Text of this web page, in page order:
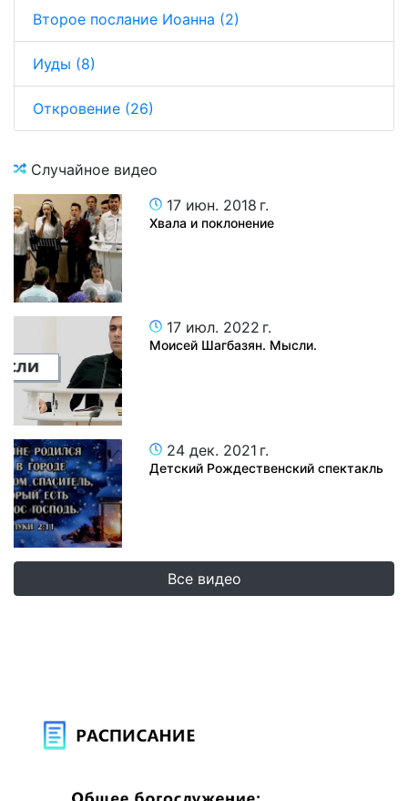
Второе послание Иоанна (2)
Иуды (8)
Откровение (26)
Случайное видео
17 июн. 2018 г.
Хвала и поклонение
17 июл. 2022 г.
Моисей Шагбазян. Мысли.
24 дек. 2021 г.
Детский Рождественский спектакль
Все видео